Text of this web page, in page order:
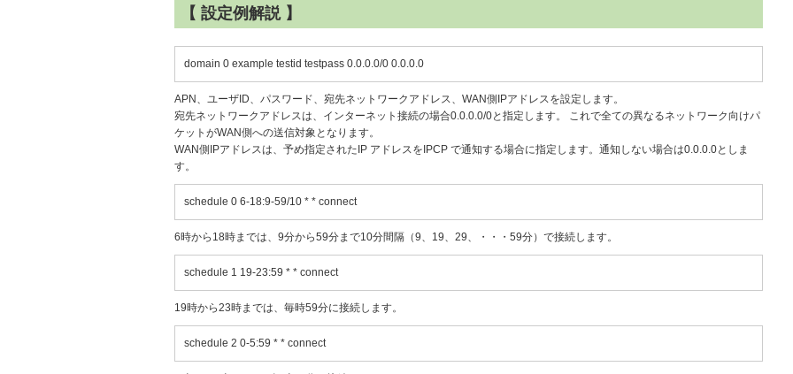
【 設定例解説 】
domain 0 example testid testpass 0.0.0.0/0 0.0.0.0
APN、ユーザID、パスワード、宛先ネットワークアドレス、WAN側IPアドレスを設定します。
宛先ネットワークアドレスは、インターネット接続の場合0.0.0.0/0と指定します。 これで全ての異なるネットワーク向けパ
ケットがWAN側への送信対象となります。
WAN側IPアドレスは、予め指定されたIP アドレスをIPCP で通知する場合に指定します。通知しない場合は0.0.0.0としま
す。
schedule 0 6-18:9-59/10 * * connect
6時から18時までは、9分から59分まで10分間隔（9、19、29、・・・59分）で接続します。
schedule 1 19-23:59 * * connect
19時から23時までは、毎時59分に接続します。
schedule 2 0-5:59 * * connect